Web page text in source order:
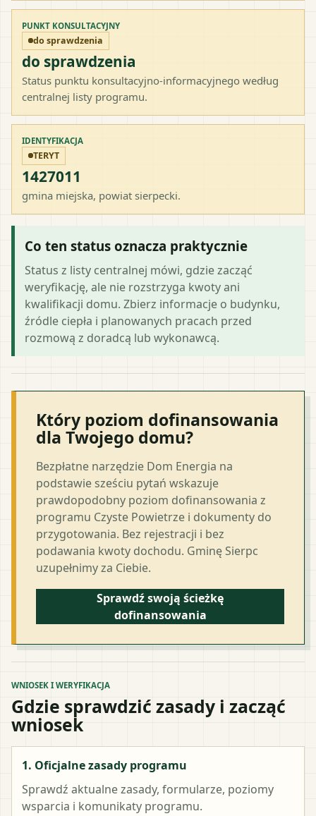
PUNKT KONSULTACYJNY
do sprawdzenia
do sprawdzenia
Status punktu konsultacyjno-informacyjnego według
centralnej listy programu.
IDENTYFIKACJA
TERYT
1427011
gmina miejska, powiat sierpecki.
Co ten status oznacza praktycznie
Status z listy centralnej mówi, gdzie zacząć
weryfikację, ale nie rozstrzyga kwoty ani
kwalifikacji domu. Zbierz informacje o budynku,
źródle ciepła i planowanych pracach przed
rozmową z doradcą lub wykonawcą.
Który poziom dofinansowania
dla Twojego domu?
Bezpłatne narzędzie Dom Energia na
podstawie sześciu pytań wskazuje
prawdopodobny poziom dofinansowania z
programu Czyste Powietrze i dokumenty do
przygotowania. Bez rejestracji i bez
podawania kwoty dochodu. Gminę Sierpc
uzupełnimy za Ciebie.
Sprawdź swoją ścieżkę
dofinansowania
WNIOSEK I WERYFIKACJA
Gdzie sprawdzić zasady i zacząć
wniosek
1. Oficjalne zasady programu
Sprawdź aktualne zasady, formularze, poziomy
wsparcia i komunikaty programu.